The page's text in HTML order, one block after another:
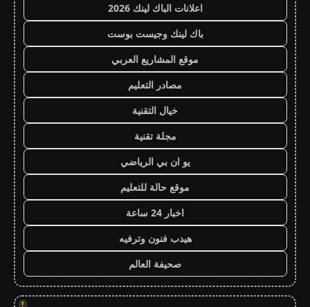
اعلانات الباك لينك 2026
باك لينك وجيست بوست
موقع المشاريع العربي
مصادر التعليم
خيال التقنية
مجلة تقنية
يو ان بي الرياضي
موقع حالة للتعليم
اخبار 24 ساعة
هيدب فنون وترفيه
صحيفة العالم
!